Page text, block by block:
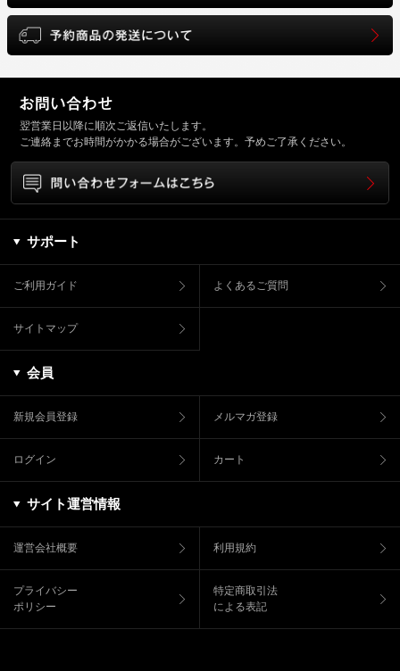
翌営業日以降に順次ご返信いたします。
ご連絡までお時間がかかる場合がございます。予めご了承ください。
サポート
ご利用ガイド よくあるご質問
サイトマップ
会員
新規会員登録 メルマガ登録
ログイン カート
サイト運営情報
運営会社概要 利用規約
プライバシー
ポリシー
特定商取引法
による表記